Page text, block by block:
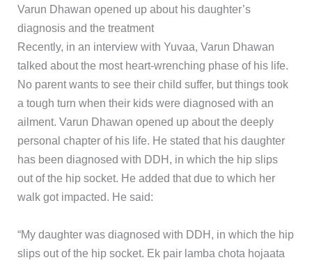
Varun Dhawan opened up about his daughter’s
diagnosis and the treatment
Recently, in an interview with Yuvaa, Varun Dhawan
talked about the most heart-wrenching phase of his life.
No parent wants to see their child suffer, but things took
a tough turn when their kids were diagnosed with an
ailment. Varun Dhawan opened up about the deeply
personal chapter of his life. He stated that his daughter
has been diagnosed with DDH, in which the hip slips
out of the hip socket. He added that due to which her
walk got impacted. He said:
“My daughter was diagnosed with DDH, in which the hip
slips out of the hip socket. Ek pair lamba chota hojaata